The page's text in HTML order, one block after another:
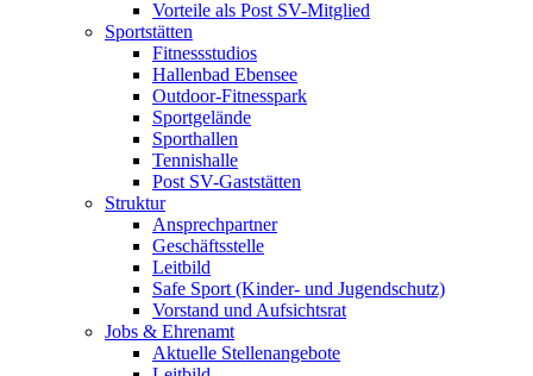
Vorteile als Post SV-Mitglied
Sportstätten
Fitnessstudios
Hallenbad Ebensee
Outdoor-Fitnesspark
Sportgelände
Sporthallen
Tennishalle
Post SV-Gaststätten
Struktur
Ansprechpartner
Geschäftsstelle
Leitbild
Safe Sport (Kinder- und Jugendschutz)
Vorstand und Aufsichtsrat
Jobs & Ehrenamt
Aktuelle Stellenangebote